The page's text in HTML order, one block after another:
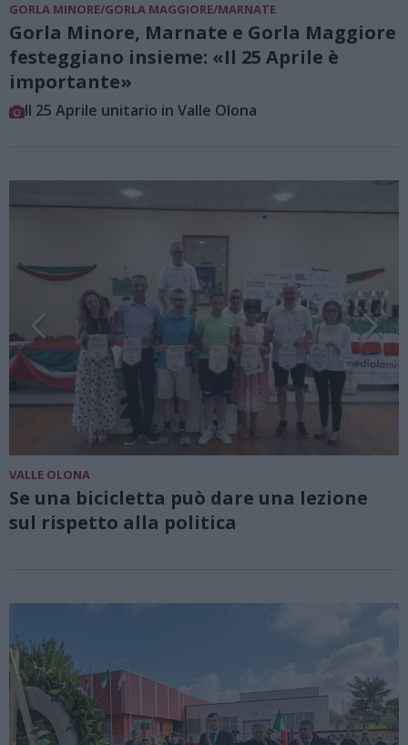
GORLA MINORE/GORLA MAGGIORE/MARNATE
Gorla Minore, Marnate e Gorla Maggiore
festeggiano insieme: «Il 25 Aprile è
importante»
Il 25 Aprile unitario in Valle Olona
VALLE OLONA
Se una bicicletta può dare una lezione
sul rispetto alla politica